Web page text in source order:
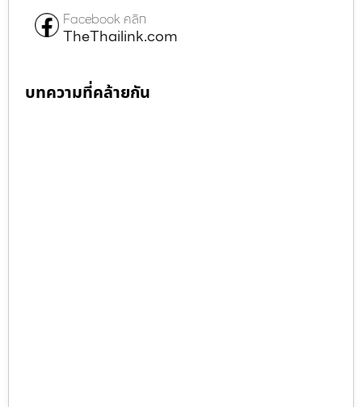
Facebook คลิก
TheThailink.com
บทความที่คล้ายกัน